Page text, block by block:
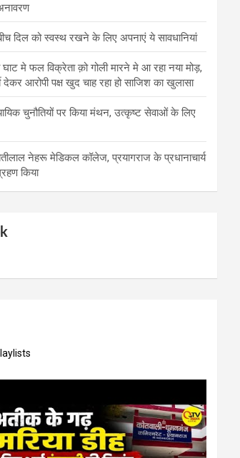
दिल को स्वस्थ रखने के लिए अपनाएं ये सावधानियां
मे फल विक्रेता क़ो गोली मारने मे आ रहा नया मोड़,
आरोपी पक्ष खुद चाह रहा हो साजिश का खुलासा
चुनौतियों पर किया मंथन, उत्कृष्ट सेवाओं के लिए
नेहरू मेडिकल कॉलेज, प्रयागराज के प्रधानाचार्य
किया